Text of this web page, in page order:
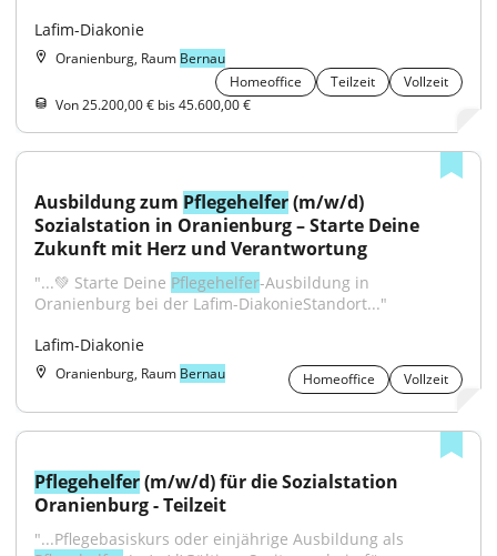
Lafim-Diakonie
Oranienburg, Raum Bernau
Homeoffice
Teilzeit
Vollzeit
Von 25.200,00 € bis 45.600,00 €
Ausbildung zum Pflegehelfer (m/w/d)
Sozialstation in Oranienburg – Starte Deine
Zukunft mit Herz und Verantwortung
"...💚 Starte Deine Pflegehelfer-Ausbildung in
Oranienburg bei der Lafim-DiakonieStandort..."
Lafim-Diakonie
Oranienburg, Raum Bernau Homeoffice Vollzeit
Pflegehelfer (m/w/d) für die Sozialstation
Oranienburg - Teilzeit